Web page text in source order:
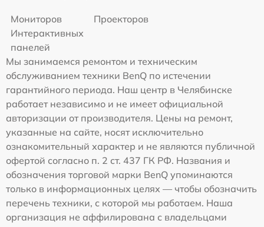
Мониторов
Проекторов
Интерактивных
панелей
Мы занимаемся ремонтом и техническим
обслуживанием техники BenQ по истечении
гарантийного периода. Наш центр в Челябинске
работает независимо и не имеет официальной
авторизации от производителя. Цены на ремонт,
указанные на сайте, носят исключительно
ознакомительный характер и не являются публичной
офертой согласно п. 2 ст. 437 ГК РФ. Названия и
обозначения торговой марки BenQ упоминаются
только в информационных целях — чтобы обозначить
перечень техники, с которой мы работаем. Наша
организация не аффилирована с владельцами